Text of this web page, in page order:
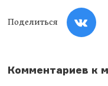
Поделиться
Комментариев к